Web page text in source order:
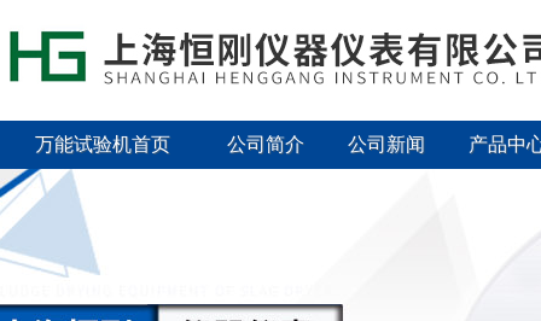
万能试验机首页 公司简介 公司新闻 产品中